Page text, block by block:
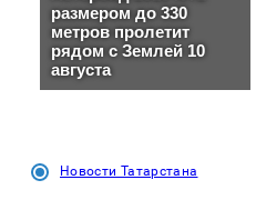
Новости Татарстана